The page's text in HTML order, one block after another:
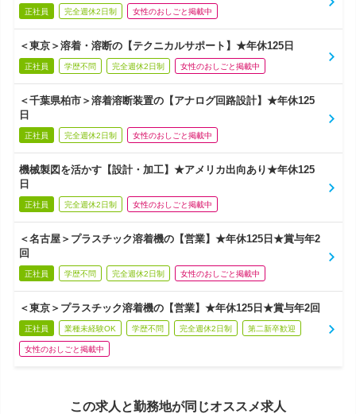
正社員 完全週休2日制 女性のおしごと掲載中
＜東京＞溶着・溶断の【テクニカルサポート】★年休125日
正社員 学歴不問 完全週休2日制 女性のおしごと掲載中
＜千葉県柏市＞溶着溶断装置の【アナログ回路設計】★年休125
日
正社員 完全週休2日制 女性のおしごと掲載中
機械製図を活かす【設計・加工】★アメリカ出向あり★年休125
日
正社員 完全週休2日制 女性のおしごと掲載中
＜名古屋＞プラスチック溶着機の【営業】★年休125日★賞与年2
回
正社員 学歴不問 完全週休2日制 女性のおしごと掲載中
＜東京＞プラスチック溶着機の【営業】★年休125日★賞与年2回
正社員 業種未経験OK 学歴不問 完全週休2日制 第二新卒歓迎
女性のおしごと掲載中
この求人と勤務地が同じオススメ求人